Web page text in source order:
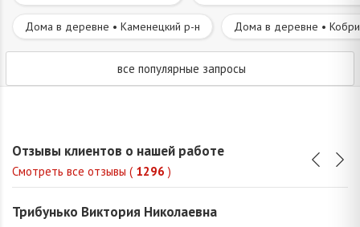
Дома в деревне • Каменецкий р-н Дома в деревне •
все популярные запросы
Отзывы клиентов о нашей работе
Смотреть все отзывы ( 1296 )
Трибунько Виктория Николаевна